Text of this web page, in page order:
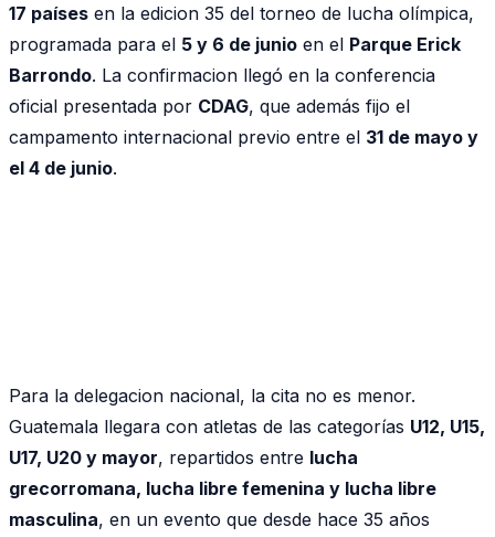
17 países en la edicion 35 del torneo de lucha olímpica,
programada para el 5 y 6 de junio en el Parque Erick
Barrondo. La confirmacion llegó en la conferencia
oficial presentada por CDAG, que además fijo el
campamento internacional previo entre el 31 de mayo y
el 4 de junio.
Para la delegacion nacional, la cita no es menor.
Guatemala llegara con atletas de las categorías U12, U15,
U17, U20 y mayor, repartidos entre lucha
grecorromana, lucha libre femenina y lucha libre
masculina, en un evento que desde hace 35 años